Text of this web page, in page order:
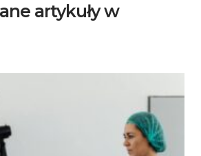
artykuły w